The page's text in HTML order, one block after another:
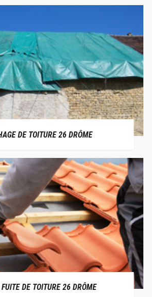
DE TOITURE 26 DRÔME
DE TOITURE 26 DRÔME